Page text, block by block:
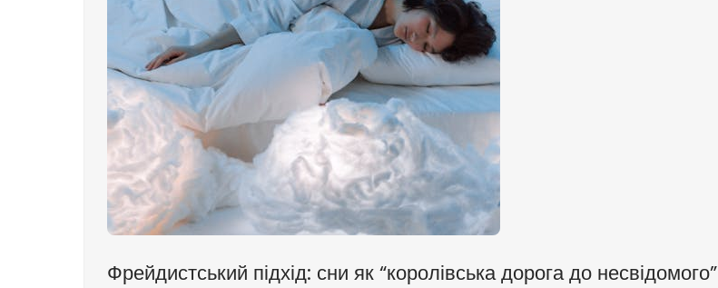
Фрейдистський підхід: сни як “королівська дорога до несвідомого”